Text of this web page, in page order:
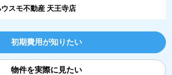
スモ不動産 天王寺店
初期費用が知りたい
物件を実際に見たい